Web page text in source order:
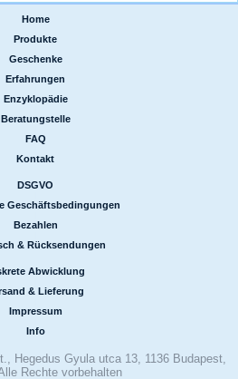
Home
Produkte
Geschenke
Erfahrungen
Enzyklopädie
Beratungstelle
FAQ
Kontakt
DSGVO
Geschäftsbedingungen
Bezahlen
& Rücksendungen
Abwicklung
& Lieferung
Impressum
Info
Hegedus Gyula utca 13, 1136 Budapest,
Rechte vorbehalten